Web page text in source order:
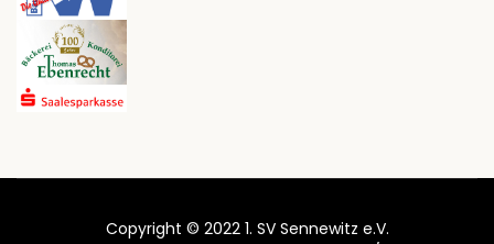
Copyright © 2022 1. SV Sennewitz e.V.